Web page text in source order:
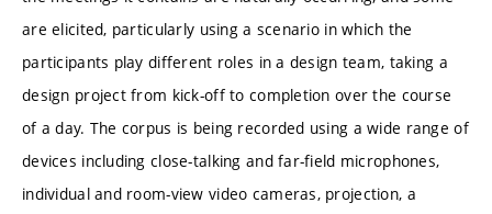
are elicited, particularly using a scenario in which the
participants play different roles in a design team, taking a
design project from kick-off to completion over the course
of a day. The corpus is being recorded using a wide range of
devices including close-talking and far-field microphones,
individual and room-view video cameras, projection, a